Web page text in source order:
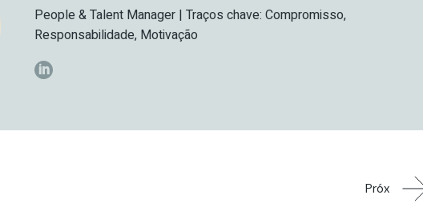
People & Talent Manager | Traços chave: Compromisso,
Responsabilidade, Motivação
Próx